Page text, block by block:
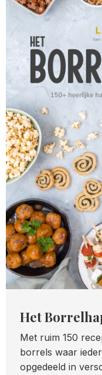
Het
Met ruim 150
borrels waar
opgedeeld in